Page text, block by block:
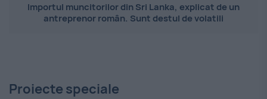
Importul muncitorilor din Sri Lanka, explicat de un
antreprenor român. Sunt destul de volatili
Proiecte speciale